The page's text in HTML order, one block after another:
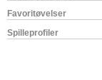
Favoritøvelser
Spilleprofiler